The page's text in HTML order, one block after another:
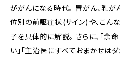
ががんになる時代。 胃がん、乳が
位別の前駆症状(サイン)や、こん
子を具体的に解説。 さらに、「余
い」「主治医にすべておまかせは